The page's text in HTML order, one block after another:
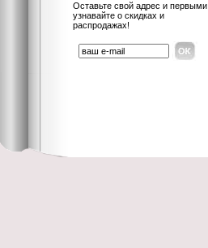
Оставьте свой адрес и первыми
узнавайте о скидках и
распродажах!